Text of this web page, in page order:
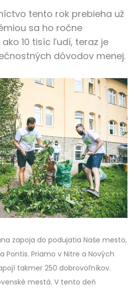
tento rok prebieha už
sa ho ročne
10 tisíc ľudí, teraz je
dôvodov menej.
zapoja do podujatia Naše mesto,
Pontis. Priamo v Nitre a Nových
takmer 250 dobrovoľníkov.
mestá. V tento deň